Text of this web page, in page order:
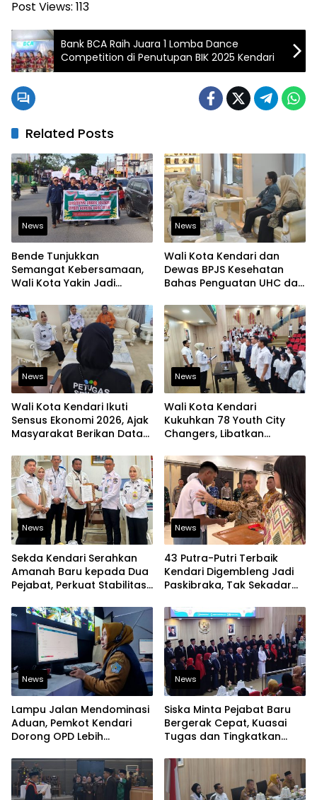
Post Views: 113
Bank BCA Raih Juara 1 Lomba Dance
Competition di Penutupan BIK 2025 Kendari
Related Posts
News
Bende Tunjukkan
Semangat Kebersamaan,
Wali Kota Yakin Jadi
Lain
News
Wali Kota Kendari dan
Dewas BPJS Kesehatan
Bahas Penguatan UHC dan
Kesehatan
News
Wali Kota Kendari Ikuti
Sensus Ekonomi 2026, Ajak
Masyarakat Berikan Data
News
Wali Kota Kendari
Kukuhkan 78 Youth City
Changers, Libatkan
Perubahan Kota
News
Sekda Kendari Serahkan
Amanah Baru kepada Dua
Pejabat, Perkuat Stabilitas
News
43 Putra-Putri Terbaik
Kendari Digembleng Jadi
Paskibraka, Tak Sekadar
News
Lampu Jalan Mendominasi
Aduan, Pemkot Kendari
Dorong OPD Lebih
Laporan Warga
News
Siska Minta Pejabat Baru
Bergerak Cepat, Kuasai
Tugas dan Tingkatkan